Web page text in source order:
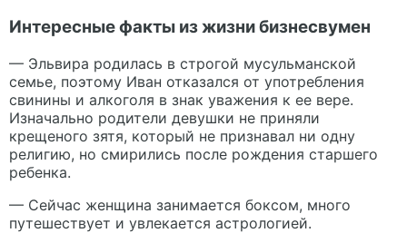
Интересные факты из жизни бизнесвумен
— Эльвира родилась в строгой мусульманской
семье, поэтому Иван отказался от употребления
свинины и алкоголя в знак уважения к ее вере.
Изначально родители девушки не приняли
крещеного зятя, который не признавал ни одну
религию, но смирились после рождения старшего
ребенка.
— Сейчас женщина занимается боксом, много
путешествует и увлекается астрологией.